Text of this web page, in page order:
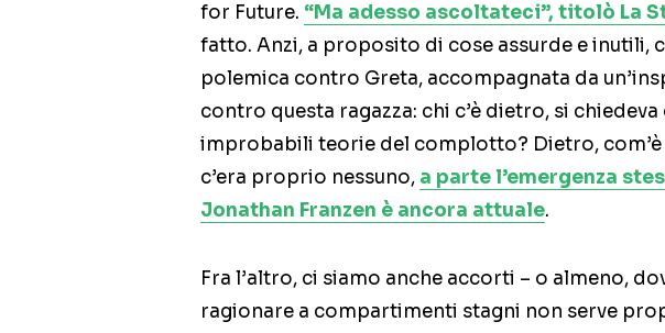
for Future. “Ma adesso ascoltateci”, titolò La
fatto. Anzi, a proposito di cose assurde e inutili,
polemica contro Greta, accompagnata da
contro questa ragazza: chi c’è dietro, si
improbabili teorie del complotto? Dietro,
c’era proprio nessuno, a parte l’emergenza
Jonathan Franzen è ancora attuale.
Fra l’altro, ci siamo anche accorti – o almeno,
ragionare a compartimenti stagni non serve